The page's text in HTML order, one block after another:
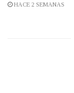
HACE 2 SEMANAS